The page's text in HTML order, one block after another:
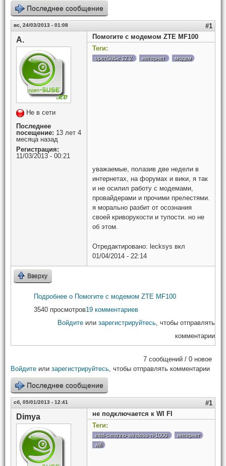
Последнее сообщение
вс, 24/03/2013 - 01:08 #1
А.
Не в сети
Последнее
посещение: 13 лет 4
месяца назад
Регистрация:
11/03/2013 - 00:21
Помогите с модемом ZTE MF100
Теги:
openSuSe 12.2 интернет модем
уважаемые, полазив две недели в
интернетах, на форумах и вики, я так
и не осилил работу с модемами,
провайдерами и прочими прелестями.
я морально разбит от осознания
своей криворукости и тупости. но не
об этом.
Отредактировано: lecksys вкл
01/04/2014 - 22:14
Вверху
Подробнее о Помогите с модемом ZTE MF100
3540 просмотров19 комментариев
Войдите или зарегистрируйтесь , чтобы отправлять
комментарии
7 сообщений / 0 новое
Войдите или зарегистрируйтесь , чтобы отправлять комментарии
Последнее сообщение
сб, 05/01/2013 - 12:41 #1
Dimya
не подключается к WI FI
Теги:
intel-centrino-wireless-n-1000
интернет
wifi